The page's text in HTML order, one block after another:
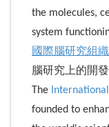
the molecules,
system
國際腦研究組織
腦研究上的開發
The
founded to